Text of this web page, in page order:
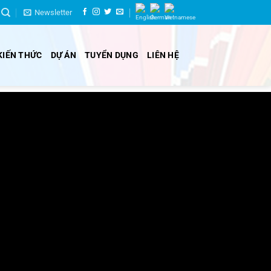
Newsletter
THỨC DỰ ÁN TUYỂN DỤNG LIÊN HỆ